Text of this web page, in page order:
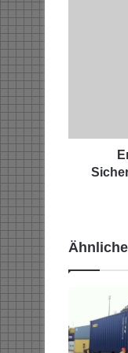
e
E
U
C